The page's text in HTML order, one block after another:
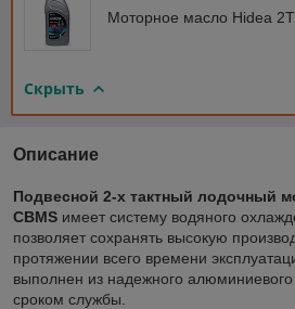
Моторное масло Hidea
Скрыть
Описание
Подвесной 2-х тактный лодочный
CBMS имеет систему водяного
позволяет сохранять высокую
протяжении всего времени
выполнен из надежного
сроком службы.